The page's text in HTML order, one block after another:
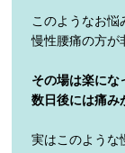
このようなお悩
慢性腰痛の方が
その場は楽にな
数日後には痛み
実はこのような